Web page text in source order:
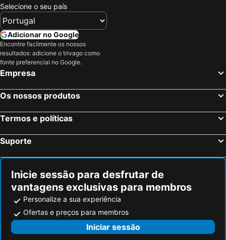
Selecione o seu país
Adicionar no Google
Encontre facilmente os nossos
resultados: adicione o trivago como
fonte preferencial no Google.
Empresa
Os nossos produtos
Termos e políticas
Suporte
Inicie sessão para desfrutar de
vantagens exclusivas para membros
Personalize a sua experiência
Ofertas e preços para membros
Iniciar sessão